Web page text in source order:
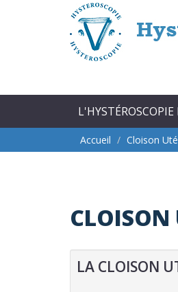
Aller au contenu principal
Accueil Cloison
CLOISON
LA CLOISON